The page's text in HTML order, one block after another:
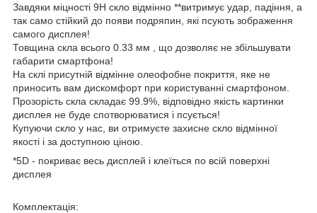
Завдяки міцності 9Н скло відмінно **витримує удар, падіння, а
так само стійкий до появи подряпин, які псують зображення
самого дисплея!
Товщина скла всього 0.33 мм , що дозволяє не збільшувати
габарити смартфона!
На склі присутній відмінне олеофобне покриття, яке не
приносить вам дискомфорт при користуванні смартфоном.
Прозорість скла складає 99.9%, відповідно якість картинки
дисплея не буде спотворюватися і псується!
Купуючи скло у нас, ви отримуєте захисне скло відмінної
якості і за доступною ціною.
*5D - покриває весь дисплей і клеїться по всій поверхні
дисплея
Комплектація: